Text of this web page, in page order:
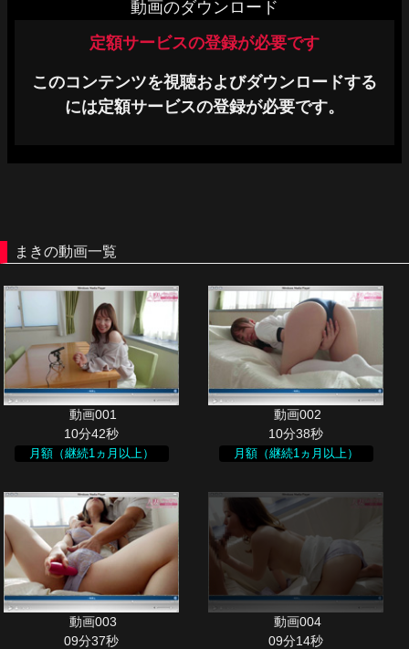
動画のダウンロード
定額サービスの登録が必要です
このコンテンツを視聴およびダウンロードする
には定額サービスの登録が必要です。
まきの動画一覧
10分42秒
月額（継続1ヵ月以上）
10分38秒
月額（継続1ヵ月以上）
09分37秒 09分14秒